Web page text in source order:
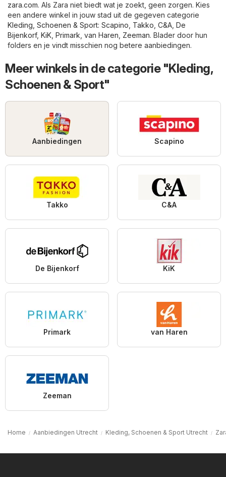
zara.com. Als Zara niet biedt wat je zoekt, geen zorgen. Kies
een andere winkel in jouw stad uit de gegeven categorie
Kleding, Schoenen & Sport: Scapino Takko C&A De
Bijenkorf, KiK Primark van Haren Zeeman. Blader door hun
folders en je vindt misschien nog betere aanbiedingen.
Meer winkels in de categorie "Kleding,
Schoenen & Sport"
Aanbiedingen Scapino
Takko C&A
De Bijenkorf KiK
Primark van Haren
Zeeman
Home Aanbiedingen Utrecht Kleding, Schoenen & Sport Utrecht